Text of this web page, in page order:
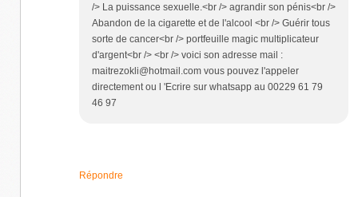
/> La puissance sexuelle.<br /> agrandir son pénis<br />
Abandon de la cigarette et de l'alcool <br /> Guérir tous
sorte de cancer<br /> portfeuille magic multiplicateur
d'argent<br /> <br /> voici son adresse mail :
maitrezokli@hotmail.com vous pouvez l'appeler
directement ou l 'Ecrire sur whatsapp au 00229 61 79
46 97
Répondre